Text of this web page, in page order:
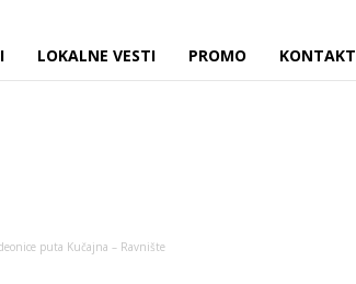
LOKALNE VESTI PROMO KONTAKT
puta Kučajna – Ravnište